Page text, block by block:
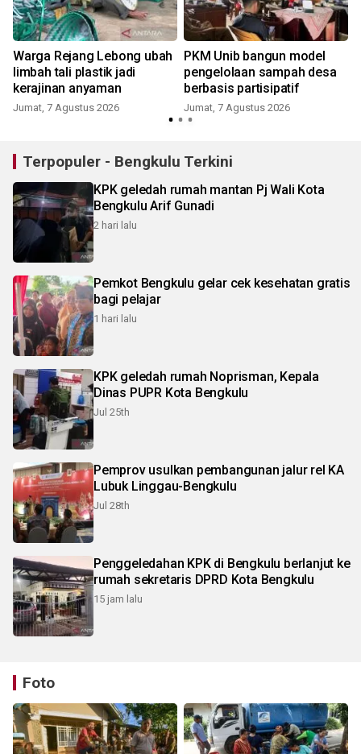
Warga Rejang Lebong ubah
limbah tali plastik jadi
kerajinan anyaman
Jumat, 7 Agustus 2026
PKM Unib bangun model
pengelolaan sampah desa
berbasis partisipatif
Jumat, 7 Agustus 2026
Terpopuler - Bengkulu Terkini
KPK geledah rumah mantan Pj Wali Kota
Bengkulu Arif Gunadi
2 hari lalu
Pemkot Bengkulu gelar cek kesehatan gratis
bagi pelajar
1 hari lalu
KPK geledah rumah Noprisman, Kepala
Dinas PUPR Kota Bengkulu
Jul 25th
Pemprov usulkan pembangunan jalur rel KA
Lubuk Linggau-Bengkulu
Jul 28th
Penggeledahan KPK di Bengkulu berlanjut ke
rumah sekretaris DPRD Kota Bengkulu
15 jam lalu
Foto